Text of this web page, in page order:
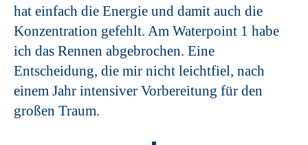
hat einfach die Energie und damit auch die
Konzentration gefehlt. Am Waterpoint 1 habe
ich das Rennen abgebrochen. Eine
Entscheidung, die mir nicht leichtfiel, nach
einem Jahr intensiver Vorbereitung für den
großen Traum.